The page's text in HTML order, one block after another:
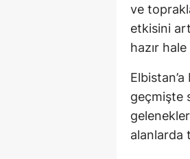
ve
etkisini
hazır
geçmişte
alanlarda